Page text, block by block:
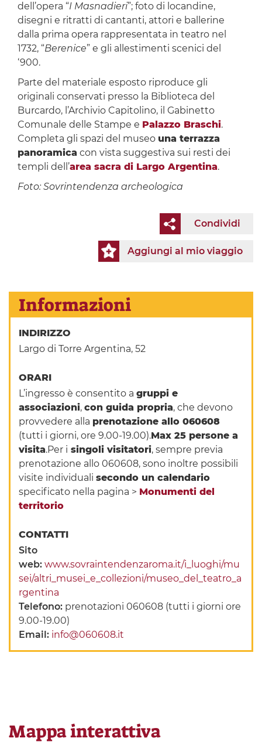
dell’opera “I Masnadieri”; foto di locandine,
disegni e ritratti di cantanti, attori e ballerine
dalla prima opera rappresentata in teatro nel
1732, “Berenice” e gli allestimenti scenici del
‘900.
Parte del materiale esposto riproduce gli
originali conservati presso la Biblioteca del
Burcardo, l’Archivio Capitolino, il Gabinetto
Comunale delle Stampe e Palazzo Braschi.
Completa gli spazi del museo una terrazza
panoramica con vista suggestiva sui resti dei
templi dell’area sacra di Largo Argentina.
Foto: Sovrintendenza archeologica
Condividi
Aggiungi al mio viaggio
Informazioni
INDIRIZZO
Largo di Torre Argentina, 52
ORARI
L’ingresso è consentito agruppi e
associazioni,con guida propria, che devono
provvedere alla prenotazione allo 060608
(tutti i giorni, ore 9.00-19.00).Max 25 persone a
visita.Per i singoli visitatori, sempre previa
prenotazione allo 060608, sono inoltre possibili
visite individualisecondo un calendario
specificato nella pagina > Monumenti del
territorio
CONTATTI
Sito
web:www.sovraintendenzaroma.it/i_luoghi/mu
sei/altri_musei_e_collezioni/museo_del_teatro_a
rgentina
Telefono: prenotazioni 060608 (tutti i giorni ore
9.00-19.00)
Email: info@060608.it
Mappa interattiva